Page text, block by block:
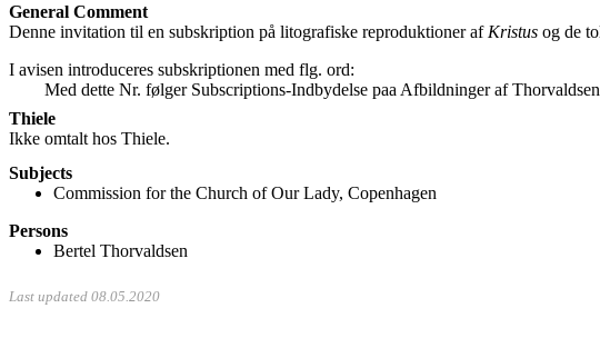
General Comment
Denne invitation til en subskription på litografiske reproduktioner af Kristus og de
I avisen introduceres subskriptionen med flg. ord:
Med dette Nr. følger Subscriptions-Indbydelse paa Afbildninger af
Thiele
Ikke omtalt hos Thiele.
Subjects
Commission for the Church of Our Lady, Copenhagen
Persons
Bertel Thorvaldsen
Last updated 08.05.2020